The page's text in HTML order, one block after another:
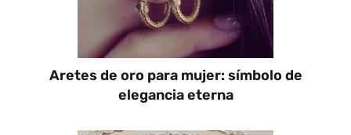
Aretes de oro para mujer: símbolo de
elegancia eterna